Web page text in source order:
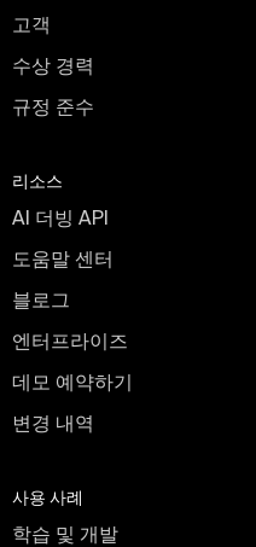
고객
수상 경력
규정 준수
리소스
AI 더빙 API
도움말 센터
블로그
엔터프라이즈
데모 예약하기
변경 내역
사용 사례
학습 및 개발